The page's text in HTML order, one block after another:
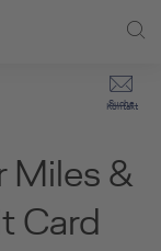
Kontakt
Suche
Miles &
Card